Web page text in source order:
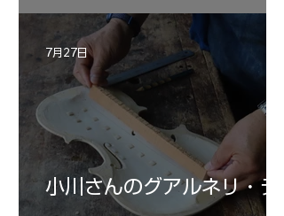
小川さんのグアルネリ・デ
7月27日